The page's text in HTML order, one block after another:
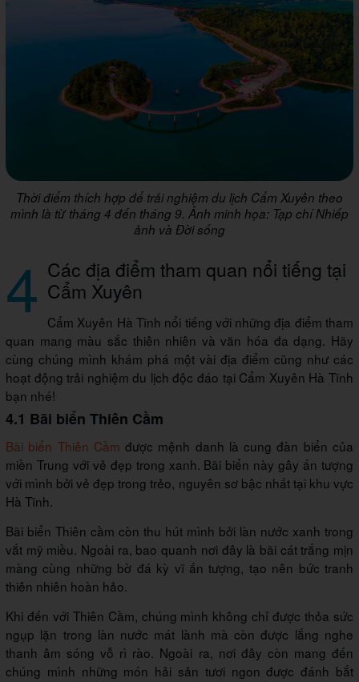
Thời điểm thích hợp để trải nghiệm du lịch Cẩm Xuyên theo
mình là từ tháng 4 đến tháng 9. Ảnh minh họa: Tạp chí Nhiếp
ảnh và Đời sống
4 Các địa điểm tham quan nổi tiếng tại
Cẩm Xuyên
Cẩm Xuyên Hà Tĩnh nổi tiếng với những địa điểm tham
quan mang màu sắc thiên nhiên và văn hóa đa dạng. Hãy
cùng chúng mình khám phá một vài địa điểm cũng như các
hoạt động trải nghiệm du lịch độc đáo tại Cẩm Xuyên Hà Tĩnh
bạn nhé!
4.1 Bãi biển Thiên Cầm
Bãi biển Thiên Cầm được mệnh danh là cung đàn biển của
miền Trung với vẻ đẹp trong xanh. Bãi biển này gây ấn tượng
với mình bởi vẻ đẹp trong trẻo, nguyên sơ bậc nhất tại khu vực
Hà Tĩnh.
Bãi biển Thiên cầm còn thu hút mình bởi làn nước xanh trong
vắt mỹ miều. Ngoài ra, bao quanh nơi đây là bãi cát trắng mịn
màng cùng những bờ đá kỳ vĩ ấn tượng, tạo nên bức tranh
thiên nhiên hoàn hảo.
Khi đến với Thiên Cầm, chúng mình không chỉ được thỏa sức
ngụp lặn trong làn nước mát lành mà còn được lắng nghe
thanh âm sóng vỗ rì rào. Ngoài ra, nơi đây còn mang đến
chúng mình những món hải sản tươi ngon được đánh bắt